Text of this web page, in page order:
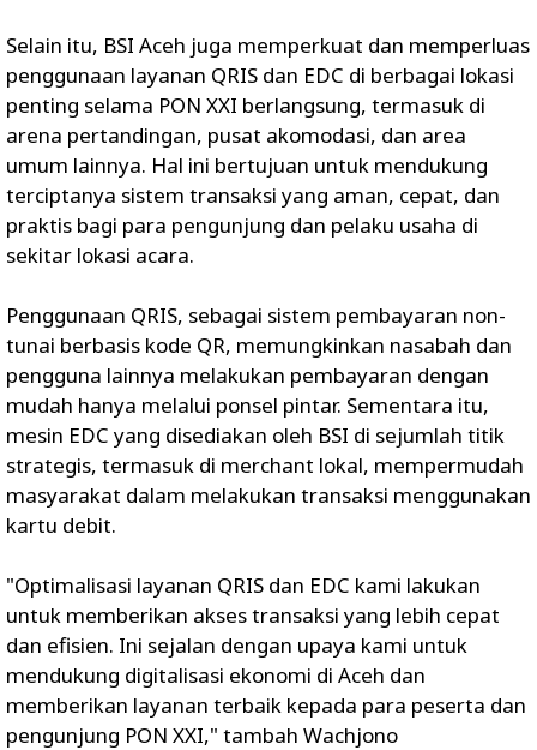
Selain itu, BSI Aceh juga memperkuat dan memperluas
penggunaan layanan QRIS dan EDC di berbagai lokasi
penting selama PON XXI berlangsung, termasuk di
arena pertandingan, pusat akomodasi, dan area
umum lainnya. Hal ini bertujuan untuk mendukung
terciptanya sistem transaksi yang aman, cepat, dan
praktis bagi para pengunjung dan pelaku usaha di
sekitar lokasi acara.
Penggunaan QRIS, sebagai sistem pembayaran non-
tunai berbasis kode QR, memungkinkan nasabah dan
pengguna lainnya melakukan pembayaran dengan
mudah hanya melalui ponsel pintar. Sementara itu,
mesin EDC yang disediakan oleh BSI di sejumlah titik
strategis, termasuk di merchant lokal, mempermudah
masyarakat dalam melakukan transaksi menggunakan
kartu debit.
"Optimalisasi layanan QRIS dan EDC kami lakukan
untuk memberikan akses transaksi yang lebih cepat
dan efisien. Ini sejalan dengan upaya kami untuk
mendukung digitalisasi ekonomi di Aceh dan
memberikan layanan terbaik kepada para peserta dan
pengunjung PON XXI," tambah Wachjono